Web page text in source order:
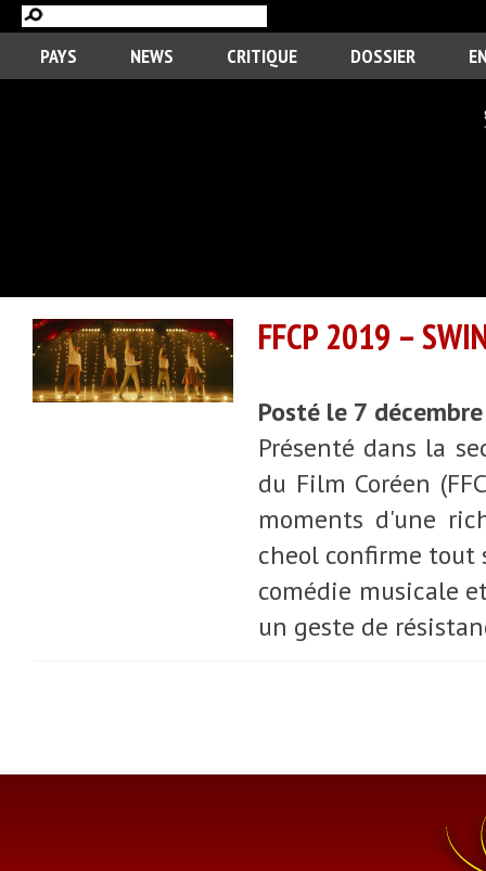
PAYS NEWS CRITIQUE DOSSIER
FFCP 2019 –
Posté le 7
Présenté dans la
du Film Coréen
moments d'une
cheol confirme
comédie musicale
un geste de